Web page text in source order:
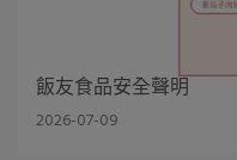
飯友食品安全聲明
2026-07-09